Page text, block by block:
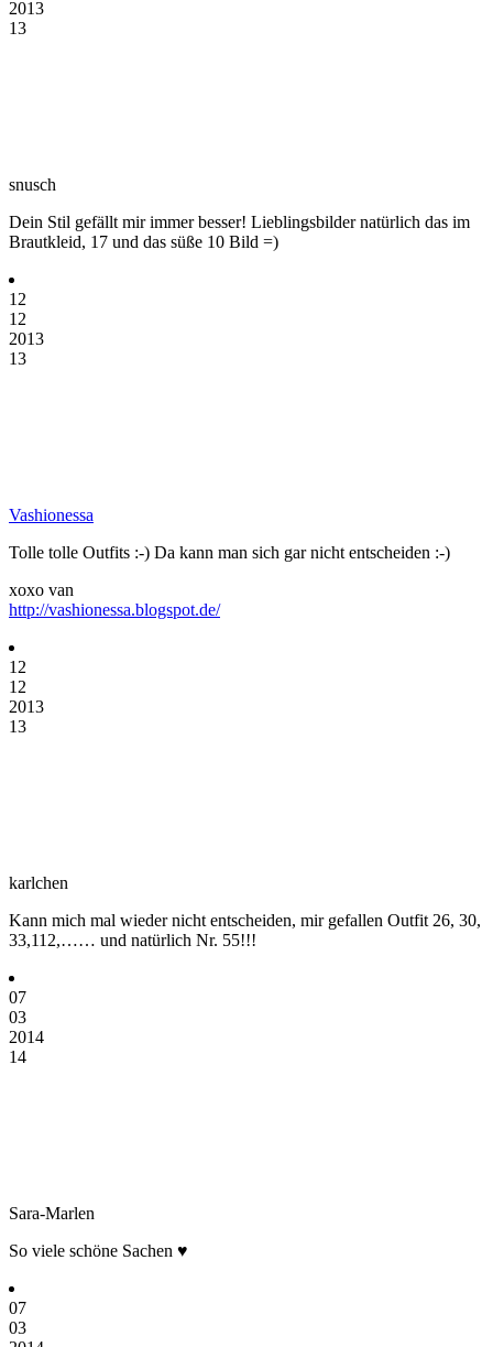
2013
13
snusch
Dein Stil gefällt mir immer besser! Lieblingsbilder natürlich das im
Brautkleid, 17 und das süße 10 Bild =)
12
12
2013
13
Vashionessa
Tolle tolle Outfits :-) Da kann man sich gar nicht entscheiden :-)
xoxo van
http://vashionessa.blogspot.de/
12
12
2013
13
karlchen
Kann mich mal wieder nicht entscheiden, mir gefallen Outfit 26, 30,
33,112,…… und natürlich Nr. 55!!!
07
03
2014
14
Sara-Marlen
So viele schöne Sachen ♥
07
03